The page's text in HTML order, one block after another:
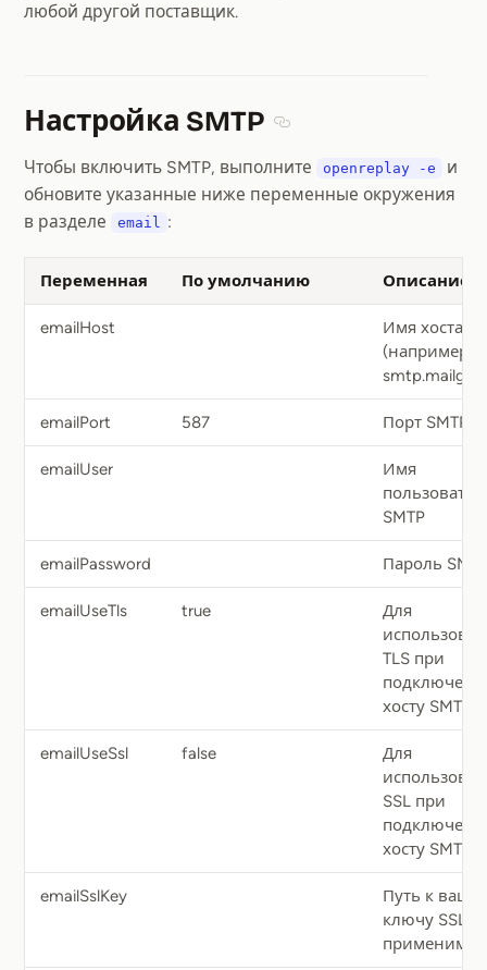
любой другой поставщик.
Настройка SMTP
Чтобы включить SMTP, выполните
openreplay -e
и
обновите указанные ниже переменные окружения
в разделе
email :
Переменная По умолчанию Описание
emailHost
Имя хоста
(например,
emailPort 587 Порт SMTP
emailUser
Имя
SMTP
emailPassword Пароль
emailUseTls true
Для
TLS при
хосту SMTP
emailUseSsl false
Для
SSL при
хосту SMTP
emailSslKey
Путь к
ключу SSL
применимо)